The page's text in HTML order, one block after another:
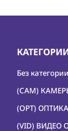
Без категории
(CAM)
(OPT) ОПТИКА
(VID) ВИДЕО